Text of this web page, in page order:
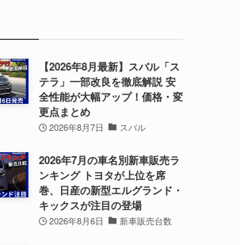
【2026年8月最新】スバル「ス
テラ」一部改良を徹底解説 安
全性能が大幅アップ！価格・変
更点まとめ
2026年8月7日 スバル
2026年7月の車名別新車販売ラ
ンキング トヨタが上位を席
巻、日産の新型エルグランド・
キックスが注目の登場
2026年8月6日 新車販売台数